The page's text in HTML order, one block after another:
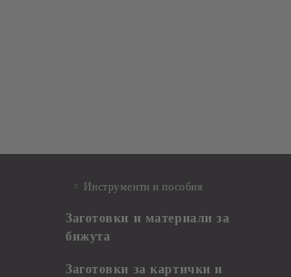
Инструменти и пособия
Заготовки и материали за
бижута
Заготовки за картички и